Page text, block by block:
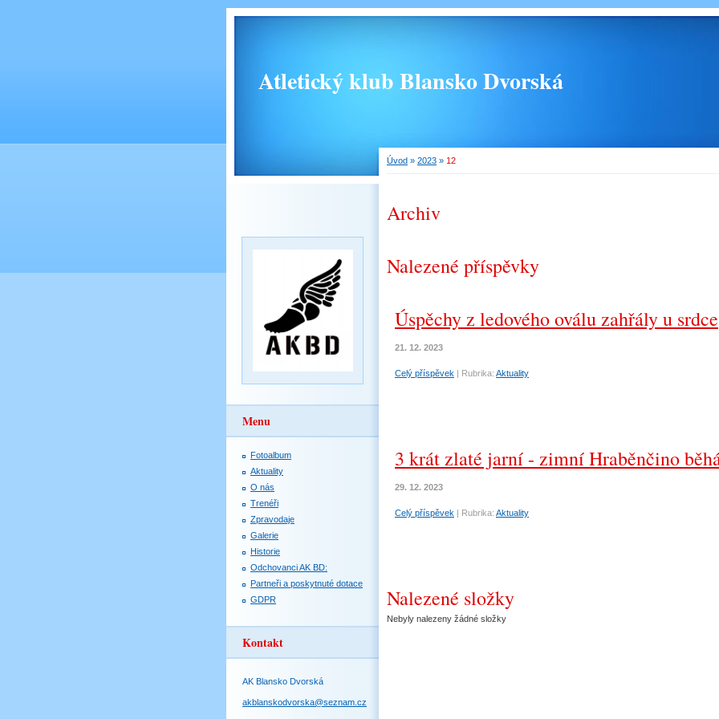
Atletický klub Blansko Dvorská
Úvod » 2023 » 12
Archiv
Nalezené příspěvky
Úspěchy z ledového oválu zahřály u srdce
21. 12. 2023
Celý příspěvek | Rubrika: Aktuality
3 krát zlaté jarní - zimní Hraběnčino
29. 12. 2023
Celý příspěvek | Rubrika: Aktuality
Nalezené složky
Nebyly nalezeny žádné složky
Menu
Fotoalbum
Aktuality
O nás
Trenéři
Zpravodaje
Galerie
Historie
Odchovanci AK BD:
Partneři a poskytnuté dotace
GDPR
Kontakt
AK Blansko Dvorská
akblanskodvorska@seznam.cz